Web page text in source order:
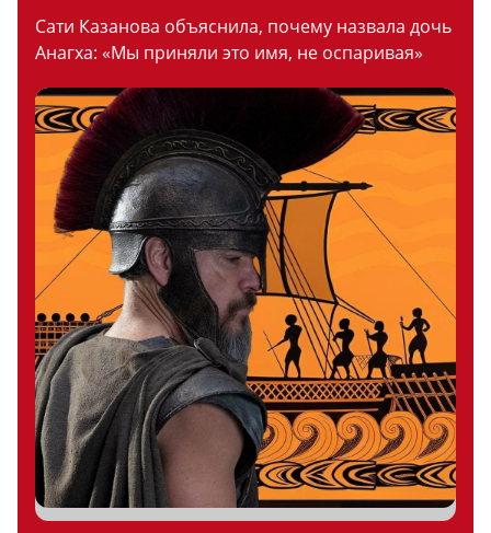
Сати Казанова объяснила, почему назвала дочь
Анагха: «Мы приняли это имя, не оспаривая»